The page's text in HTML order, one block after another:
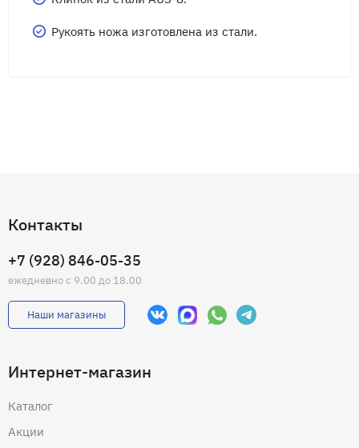
Рукоять ножа изготовлена из стали.
Контакты
+7 (928) 846-05-35
ежедневно с 9.00 до 18.00
Наши магазины
Интернет-магазин
Каталог
Акции